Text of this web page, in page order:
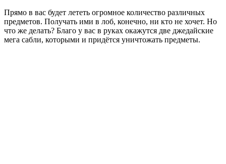
Прямо в вас будет лететь огромное количество различных
предметов. Получать ими в лоб, конечно, ни кто не хочет. Но
что же делать? Благо у вас в руках окажутся две джедайские
мега сабли, которыми и придётся уничтожать предметы.